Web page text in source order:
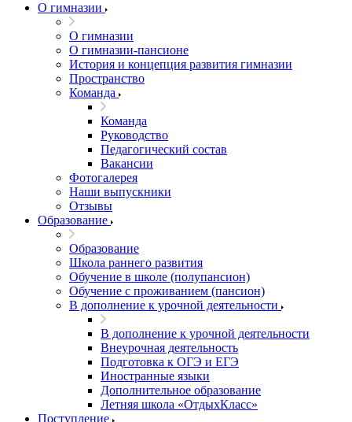
О гимназии
О гимназии
О гимназии-пансионе
История и концепция развития гимназии
Пространство
Команда
Команда
Руководство
Педагогический состав
Вакансии
Фотогалерея
Наши выпускники
Отзывы
Образование
Образование
Школа раннего развития
Обучение в школе (полупансион)
Обучение с проживанием (пансион)
В дополнение к урочной деятельности
В дополнение к урочной деятельности
Внеурочная деятельность
Подготовка к ОГЭ и ЕГЭ
Иностранные языки
Дополнительное образование
Летняя школа «ОтдыхКласс»
Поступление